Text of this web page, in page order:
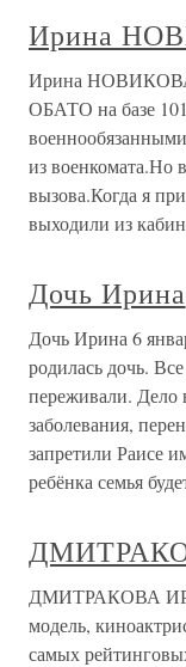
Ирина
Ирина
ОБАТО на базе
из военкомата.Но
вызова.Когда я
выходили из
Дочь Ирина
Дочь Ирина 6
родилась дочь.
переживали. Дело
заболевания,
запретили Раисе
ребёнка семья
ДМИТРАКОВА
модель,
самых